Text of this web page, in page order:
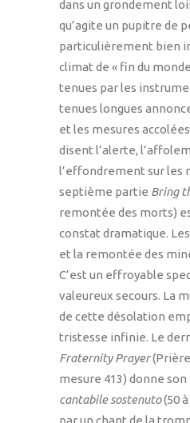
dans un grondement
qu’agite un pupitre de
particulièrement bien
climat de « fin du
tenues par les
tenues longues
et les mesures
disent l’alerte,
l’effondrement sur les
septième partie Bring
remontée des morts)
constat dramatique.
et la remontée des
C’est un effroyable
valeureux secours. La
de cette désolation
tristesse infinie. Le
Fraternity Prayer
mesure 413) donne
cantabile sostenuto(50
par un chant de la